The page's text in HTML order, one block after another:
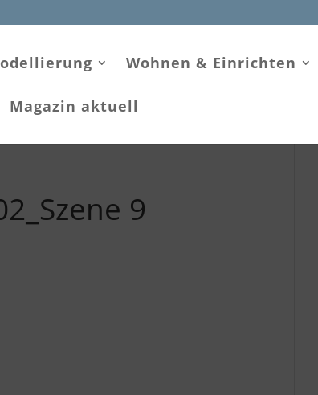
Wohnen & Einrichten
Magazin aktuell
9